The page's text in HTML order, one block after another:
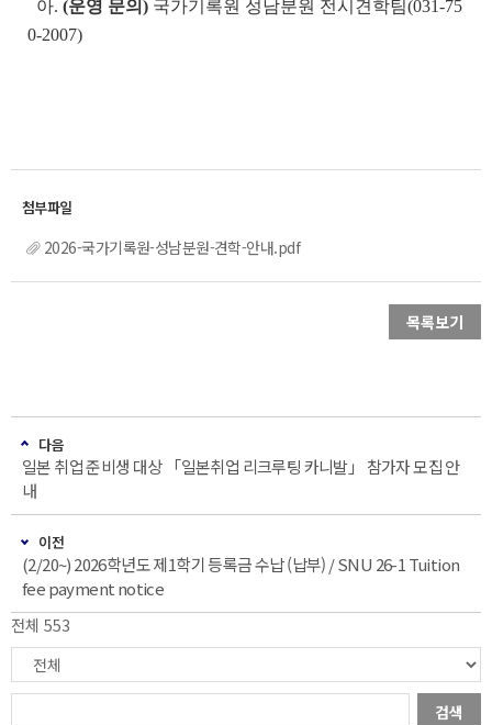
아. (운영 문의) 국가기록원 성남분원 전시견학팀(031-75
0-2007)
2026-국가기록원-성남분원-견학-안내.pdf
목록보기
다음
일본 취업 준비생 대상 「일본취업 리크루팅 카니발」 참가자 모집 안
내
이전
(2/20~) 2026학년도 제1학기 등록금 수납 (납부) / SNU 26-1 Tuition
fee payment notice
전체 553
검색